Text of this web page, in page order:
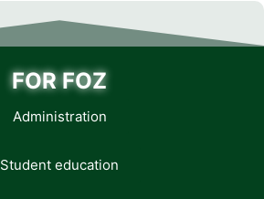
FOR FOZ
Administration
Student education